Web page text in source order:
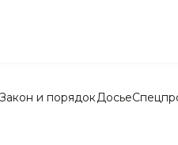
Закон и порядок Досье